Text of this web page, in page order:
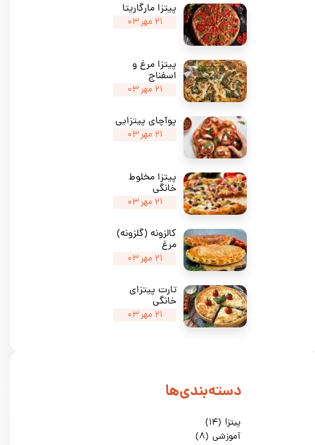
پیتزا مارگاریتا
۲۱ مهر ۰۳
پیتزا مرغ و
اسفناج
۲۱ مهر ۰۳
پوآچای پیتزایی
۲۱ مهر ۰۳
پیتزا مخلوط
خانگی
۲۱ مهر ۰۳
کالزونه (گلزونه)
مرغ
۲۱ مهر ۰۳
تارت پیتزای
خانگی
۲۱ مهر ۰۳
دسته‌بندی‌ها
پیتزا (۱۴)
آموزشی (۸)